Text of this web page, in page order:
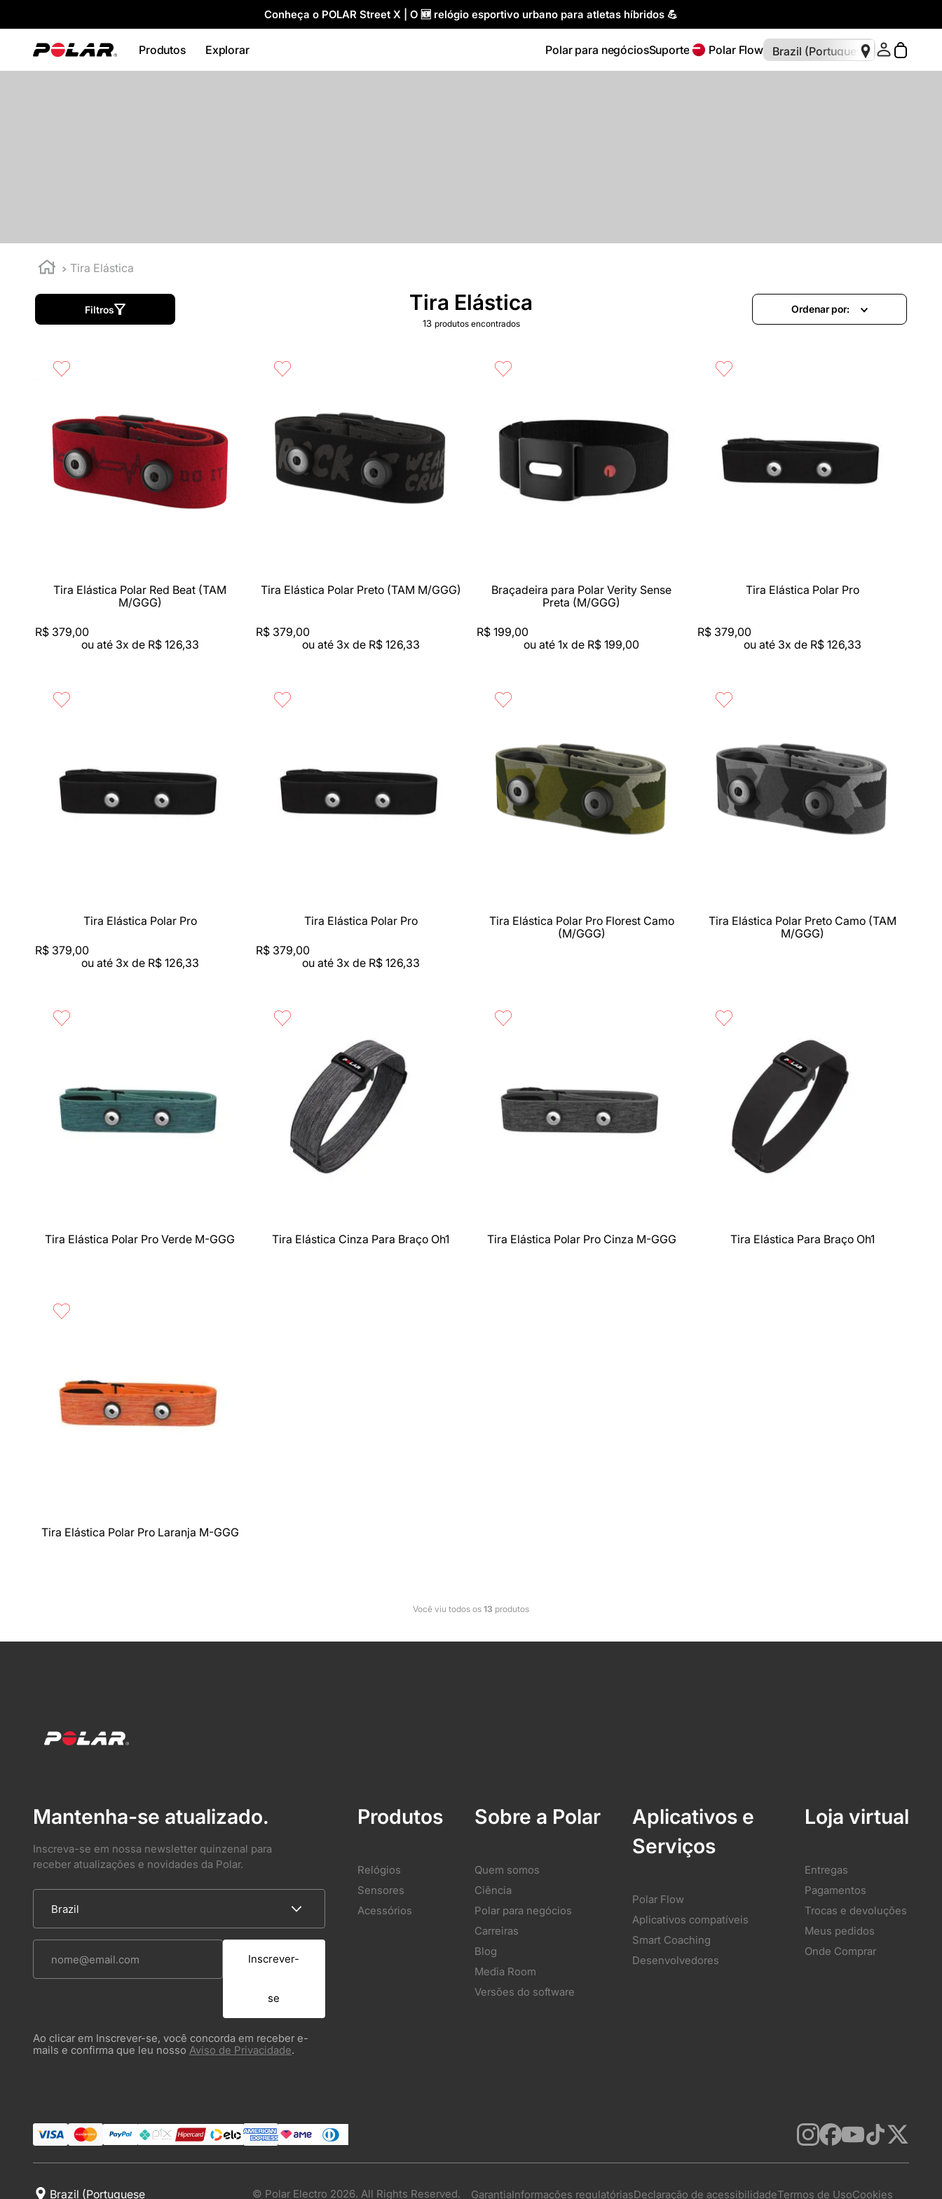
Conheça o POLAR Street X | O 🆕 relógio esportivo urbano para atletas híbridos 💪
Produtos Explorar Polar para negóciosSuporte Polar Flow
Tira Elástica
Filtros Tira Elástica
13 produtos
Ordenar por
Compra rápida
Tira Elástica Polar Red Beat (TAM
M/GGG)
R$ 379,00
ou até 3x de R$ 126,33
Compra rápida
Tira Elástica Polar Preto (TAM M/GGG)
R$ 379,00
ou até 3x de R$ 126,33
Braçadeira para Polar Verity Sense
Preta (M/GGG)
R$ 199,00
ou até 1x de R$ 199,00
Tira Elástica Polar Pro
R$ 379,00
ou até 3x de R$ 126,33
Tira Elástica Polar Pro
R$ 379,00
ou até 3x de R$ 126,33
Tira Elástica Polar Pro
R$ 379,00
ou até 3x de R$ 126,33
Compra rápida
Tira Elástica Polar Pro Florest Camo
(M/GGG)
Compra rápida
Tira Elástica Polar Preto Camo (TAM
M/GGG)
Tira Elástica Polar Pro Verde M-GGG
Compra rápida
Tira Elástica Cinza Para Braço Oh1 Tira Elástica Polar Pro Cinza M-GGG
Compra rápida
Tira Elástica Para Braço Oh1
Tira Elástica Polar Pro Laranja M-GGG
Você viu todos os 13 produtos
Mantenha-se atualizado.
Inscreva-se em nossa newsletter quinzenal para
receber atualizações e novidades da Polar.
Inscrever-
se
Ao clicar em Inscrever-se, você concorda em receber e-
mails e confirma que leu nosso Aviso de Privacidade.
Produtos
Relógios
Sensores
Acessórios
Sobre a Polar
Quem somos
Ciência
Polar para negócios
Carreiras
Blog
Media Room
Versões do software
Aplicativos e
Serviços
Polar Flow
Aplicativos compatíveis
Smart Coaching
Desenvolvedores
Loja virtual
Entregas
Pagamentos
Trocas e devoluções
Meus pedidos
Onde Comprar
© Polar Electro 2026. All Rights Reserved. GarantiaInformações regulatóriasDeclaração de acessibilidadeTermos de UsoCookies